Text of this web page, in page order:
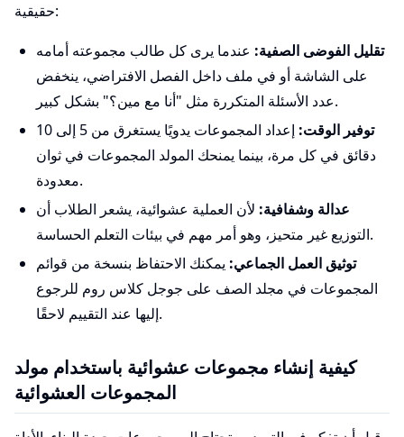
حقيقية:
تقليل الفوضى الصفية: عندما يرى كل طالب مجموعته أمامه
على الشاشة أو في ملف داخل الفصل الافتراضي، ينخفض
عدد الأسئلة المتكررة مثل "أنا مع مين؟" بشكل كبير.
توفير الوقت:
إعداد المجموعات يدويًا يستغرق من 5 إلى 10
دقائق في كل مرة، بينما يمنحك المولد المجموعات في ثوان
معدودة.
عدالة وشفافية: لأن العملية عشوائية، يشعر الطلاب أن
التوزيع غير متحيز، وهو أمر مهم في بيئات التعلم الحساسة.
توثيق العمل الجماعي: يمكنك الاحتفاظ بنسخة من قوائم
المجموعات في مجلد الصف على جوجل كلاس روم للرجوع
إليها عند التقييم لاحقًا.
كيفية إنشاء مجموعات عشوائية باستخدام مولد
المجموعات العشوائية